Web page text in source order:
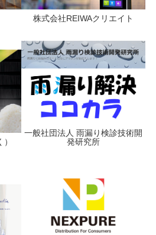
株式会社REIWAクリエイト
一般社団法人 雨漏り検診技術開
発研究所